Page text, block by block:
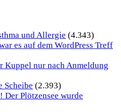
und Allergie (4.343)
es auf dem WordPress Treff
Kuppel nur nach Anmeldung
Scheibe (2.393)
Der Plötzensee wurde